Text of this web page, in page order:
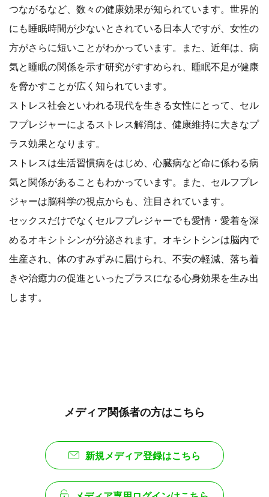
つながるなど、数々の健康効果が知られています。世界的
にも睡眠時間が少ないとされている日本人ですが、女性の
方がさらに短いことがわかっています。また、近年は、病
気と睡眠の関係を示す研究がすすめられ、睡眠不足が健康
を脅かすことが広く知られています。
ストレス社会といわれる現代を生きる女性にとって、セル
フプレジャーによるストレス解消は、健康維持に大きなプ
ラス効果となります。
ストレスは生活習慣病をはじめ、心臓病など命に係わる病
気と関係があることもわかっています。また、セルフプレ
ジャーは脳科学の視点からも、注目されています。
セックスだけでなくセルフプレジャーでも愛情・愛着を深
めるオキシトシンが分泌されます。オキシトシンは脳内で
生産され、体のすみずみに届けられ、不安の軽減、落ち着
きや治癒力の促進といったプラスになる心身効果を生み出
します。
メディア関係者の方はこちら
新規メディア登録はこちら